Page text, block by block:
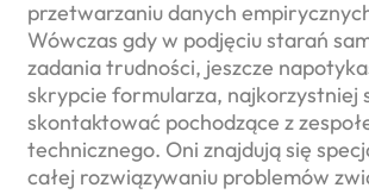
przetwarzaniu danych
Wówczas gdy w podjęciu starań
zadania trudności, jeszcze
skrypcie formularza, najkorzystniej
skontaktować pochodzące z
technicznego. Oni znajdują się
całej rozwiązywaniu problemów